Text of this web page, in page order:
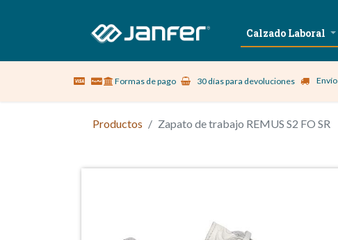
Sobre nosotros Vestuario Laboral Calzado Laboral
Formas de pago 30 días para devoluciones
Productos Zapato de trabajo REMUS S2 FO SR